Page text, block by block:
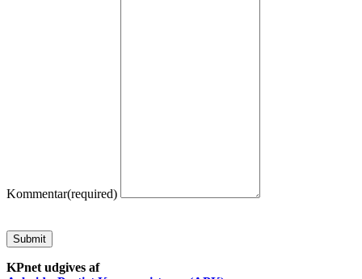
Kommentar(required)
Submit
KPnet udgives af